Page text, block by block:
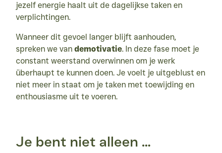
jezelf energie haalt uit de dagelijkse taken en
verplichtingen.
Wanneer dit gevoel langer blijft aanhouden,
spreken we van demotivatie. In deze fase moet je
constant weerstand overwinnen om je werk
überhaupt te kunnen doen. Je voelt je uitgeblust en
niet meer in staat om je taken met toewijding en
enthousiasme uit te voeren.
Je bent niet alleen …